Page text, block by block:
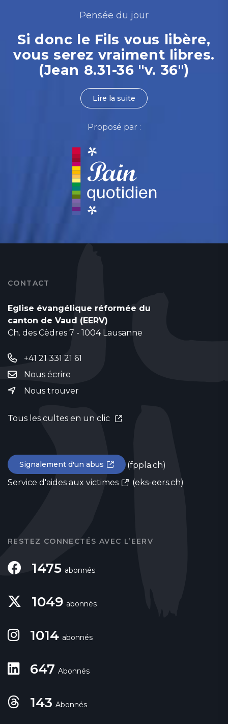
Pensée du jour
Si donc le Fils vous libère,
vous serez vraiment libres.
(Jean 8.31-36 "v. 36")
Lire la suite
Proposé par :
CONTACT
Eglise évangélique réformée du
canton de Vaud (EERV)
Ch. des Cèdres 7 - 1004 Lausanne
+41 21 331 21 61
Nous écrire
Nous trouver
Tous les cultes en un clic
Signalement d'un abus
(fppla.ch)
Service d'aides aux victimes
(eks-eers.ch)
RESTEZ CONNECTÉS AVEC L’EERV
1475 abonnés
1049 abonnés
1014 abonnés
647 Abonnés
143 Abonnés